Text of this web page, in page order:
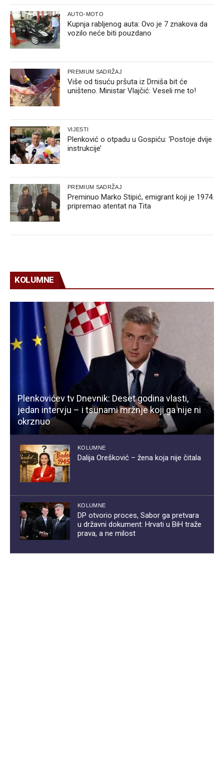
AUTO-MOTO
Kupnja rabljenog auta: Ovo je 7 znakova da
vozilo neće biti pouzdano
PREMIUM SADRŽAJ
Više od tisuću pršuta iz Drniša bit će
uništeno. Ministar Vlajčić: Veseli me to!
VIJESTI
Plenković o otpadu u Gospiću: ‘Postoje dvije
instrukcije’
PREMIUM SADRŽAJ
Preminuo Marko Stipić, emigrant koji je 1974.
pripremao atentat na Tita
KOLUMNE
Plenkovićev tv Dnevnik: Deset godina vlasti,
jedan intervju – i tsunami mržnje koji ga nije ni
okrznuo
KOLUMNE
Dalija Orešković – žena koja nije čitala
KOLUMNE
DP otvorio proces, Sabor ga pretvara
u državni dokument: Hrvati u BiH traže
prava, a ne milost